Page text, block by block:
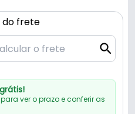
do frete
ver o prazo e conferir as